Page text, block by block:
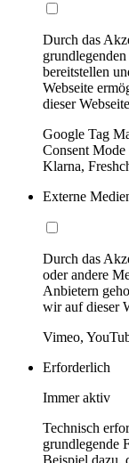
Durch das
bereitstellen
Webseite
dieser
Google Tag
Consent
Klarna,
Externe
Durch das
oder andere
Anbietern
wir auf dieser
Vimeo,
Erforderlich
Immer aktiv
Technisch
grundlegende
Beispiel dazu,